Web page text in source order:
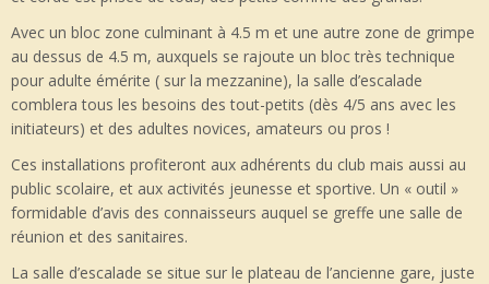
Avec un bloc zone culminant à 4.5 m et une autre zone de grimpe
au dessus de 4.5 m, auxquels se rajoute un bloc très technique
pour adulte émérite ( sur la mezzanine), la salle d’escalade
comblera tous les besoins des tout-petits (dès 4/5 ans avec les
initiateurs) et des adultes novices, amateurs ou pros !
Ces installations profiteront aux adhérents du club mais aussi au
public scolaire, et aux activités jeunesse et sportive. Un « outil »
formidable d’avis des connaisseurs auquel se greffe une salle de
réunion et des sanitaires.
La salle d’escalade se situe sur le plateau de l’ancienne gare, juste